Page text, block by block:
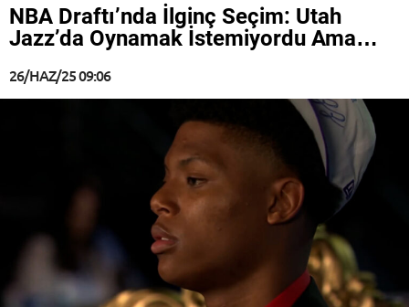
NBA Draftı’nda İlginç Seçim: Utah
Jazz’da Oynamak İstemiyordu Ama…
26/HAZ/25 09:06